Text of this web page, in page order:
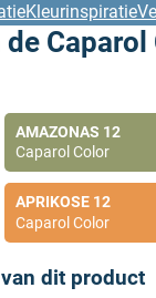
Kleurinspiratie
AMAZONAS 12
Caparol Color
APRIKOSE 12
Caparol Color
dit product